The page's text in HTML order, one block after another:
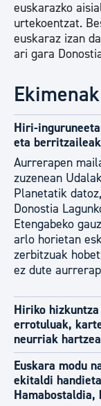
euskarazko
urtekoentzat.
euskaraz izan
ari gara
Ekimenak
Hiri-
eta
Aurrerapen
zuzenean
Planetatik
Donostia
Etengabeko
arlo horietan
zerbitzuak
ez dute
Hiriko
errotuluak,
neurriak hartzea
Euskara modu
ekitaldi